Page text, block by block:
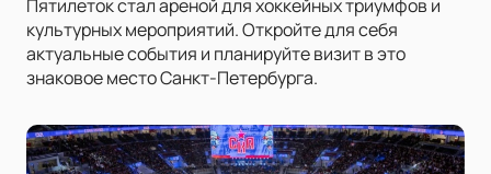
Пятилеток стал ареной для хоккейных триумфов и
культурных мероприятий. Откройте для себя
актуальные события и планируйте визит в это
знаковое место Санкт-Петербурга.